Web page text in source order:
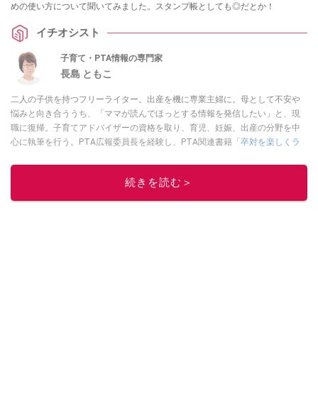
めの使い方について聞いてみました。スタンプ帳としても◎だとか！
イチオシスト
子育て・PTA情報の専門家
長島 ともこ
二人の子供を持つフリーライター。出産を機に専業主婦に。母として不安や
悩みと向き合ううち、「ママが読んでほっとする情報を発信したい」と、現
職に復帰。子育てアドバイザーの資格を取り、育児、妊娠、出産の分野を中
心に執筆を行う。PTA広報委員長を経験し、PTA関連書籍 「卒対を楽しくラ
このイチオシストの他の記事を読む
続きを読む＞